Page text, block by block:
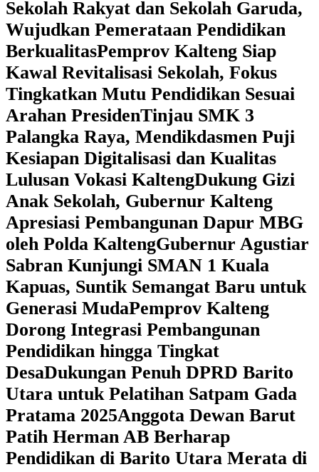
Sekolah Rakyat dan Sekolah Garuda,
Wujudkan Pemerataan Pendidikan
Berkualitas‎Pemprov Kalteng Siap
Kawal Revitalisasi Sekolah, Fokus
Tingkatkan Mutu Pendidikan Sesuai
Arahan Presiden‎Tinjau SMK 3
Palangka Raya, Mendikdasmen Puji
Kesiapan Digitalisasi dan Kualitas
Lulusan Vokasi Kalteng‎Dukung Gizi
Anak Sekolah, Gubernur Kalteng
Apresiasi Pembangunan Dapur MBG
oleh Polda Kalteng‎Gubernur Agustiar
Sabran Kunjungi SMAN 1 Kuala
Kapuas, Suntik Semangat Baru untuk
Generasi Muda‎Pemprov Kalteng
Dorong Integrasi Pembangunan
Pendidikan hingga Tingkat
DesaDukungan Penuh DPRD Barito
Utara untuk Pelatihan Satpam Gada
Pratama 2025Anggota Dewan Barut
Patih Herman AB Berharap
Pendidikan di Barito Utara Merata di